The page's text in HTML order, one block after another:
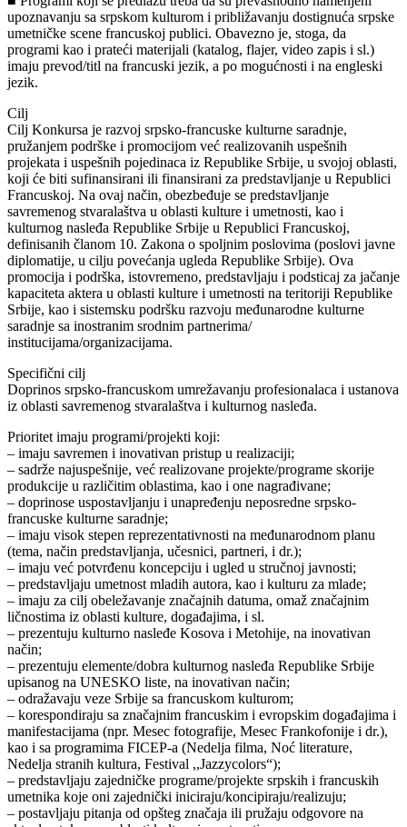
upoznavanju sa srpskom kulturom i približavanju dostignuća srpske
umetničke scene francuskoj publici. Obavezno je, stoga, da
programi kao i prateći materijali (katalog, flajer, video zapis i sl.)
imaju prevod/titl na francuski jezik, a po mogućnosti i na engleski
jezik.
Cilj
Cilj Konkursa je razvoj srpsko-francuske kulturne saradnje,
pružanjem podrške i promocijom već realizovanih uspešnih
projekata i uspešnih pojedinaca iz Republike Srbije, u svojoj oblasti,
koji će biti sufinansirani ili finansirani za predstavljanje u Republici
Francuskoj. Na ovaj način, obezbeđuje se predstavljanje
savremenog stvaralaštva u oblasti kulture i umetnosti, kao i
kulturnog nasleđa Republike Srbije u Republici Francuskoj,
definisanih članom 10. Zakona o spoljnim poslovima (poslovi javne
diplomatije, u cilju povećanja ugleda Republike Srbije). Ova
promocija i podrška, istovremeno, predstavljaju i podsticaj za jačanje
kapaciteta aktera u oblasti kulture i umetnosti na teritoriji Republike
Srbije, kao i sistemsku podršku razvoju međunarodne kulturne
saradnje sa inostranim srodnim partnerima/
institucijama/organizacijama.
Specifični cilj
Doprinos srpsko-francuskom umrežavanju profesionalaca i ustanova
iz oblasti savremenog stvaralaštva i kulturnog nasleđa.
Prioritet imaju programi/projekti koji:
– imaju savremen i inovativan pristup u realizaciji;
– sadrže najuspešnije, već realizovane projekte/programe skorije
produkcije u različitim oblastima, kao i one nagrađivane;
– doprinose uspostavljanju i unapređenju neposredne srpsko-
francuske kulturne saradnje;
– imaju visok stepen reprezentativnosti na međunarodnom planu
(tema, način predstavljanja, učesnici, partneri, i dr.);
– imaju već potvrđenu koncepciju i ugled u stručnoj javnosti;
– predstavljaju umetnost mladih autora, kao i kulturu za mlade;
– imaju za cilj obeležavanje značajnih datuma, omaž značajnim
ličnostima iz oblasti kulture, događajima, i sl.
– prezentuju kulturno nasleđe Kosova i Metohije, na inovativan
način;
– prezentuju elemente/dobra kulturnog nasleđa Republike Srbije
upisanog na UNESKO liste, na inovativan način;
– odražavaju veze Srbije sa francuskom kulturom;
– korespondiraju sa značajnim francuskim i evropskim događajima i
manifestacijama (npr. Mesec fotografije, Mesec Frankofonije i dr.),
kao i sa programima FICEP-a (Nedelja filma, Noć literature,
Nedelja stranih kultura, Festival ,,Jazzycolors“);
– predstavljaju zajedničke programe/projekte srpskih i francuskih
umetnika koje oni zajednički iniciraju/koncipiraju/realizuju;
– postavljaju pitanja od opšteg značaja ili pružaju odgovore na